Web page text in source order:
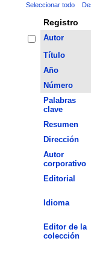
Seleccionar todo
Registro
Autor
Título
Año
Número
Palabras
clave
Resumen
Dirección
Autor
corporativo
Editorial
Idioma
Editor de la
colección